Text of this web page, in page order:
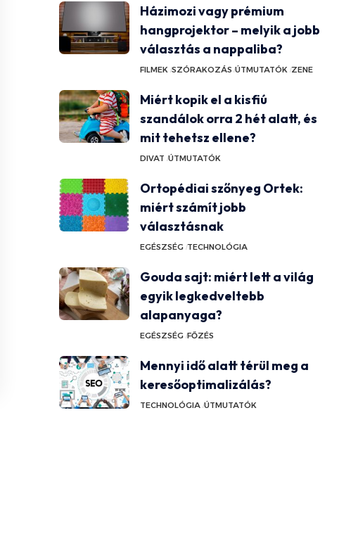
Házimozi vagy prémium
hangprojektor – melyik a jobb
választás a nappaliba?
FILMEK SZÓRAKOZÁS ÚTMUTATÓK ZENE
Miért kopik el a kisfiú
szandálok orra 2 hét alatt, és
mit tehetsz ellene?
DIVAT ÚTMUTATÓK
Ortopédiai szőnyeg Ortek:
miért számít jobb
választásnak
EGÉSZSÉG TECHNOLÓGIA
Gouda sajt: miért lett a világ
egyik legkedveltebb
alapanyaga?
EGÉSZSÉG FŐZÉS
Mennyi idő alatt térül meg a
keresőoptimalizálás?
TECHNOLÓGIA ÚTMUTATÓK